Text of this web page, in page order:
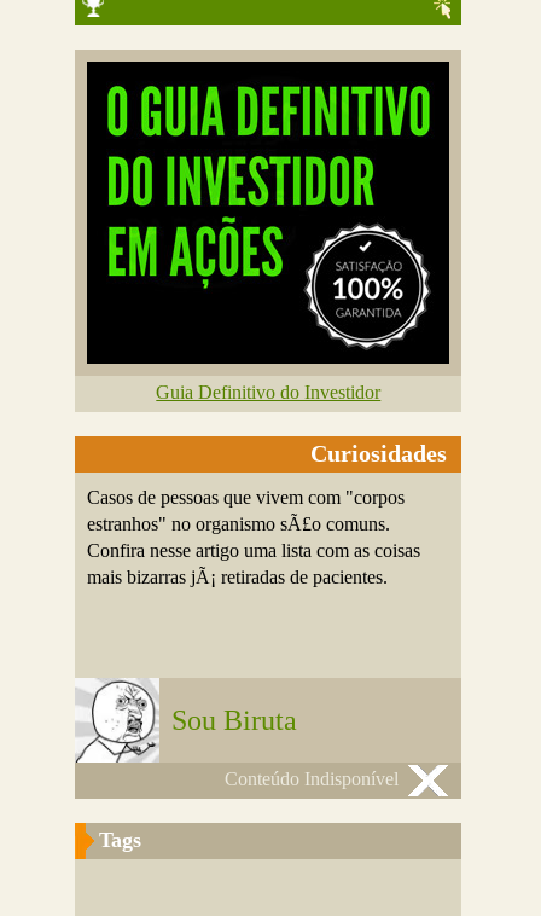
Guia Definitivo do Investidor
Curiosidades
Casos de pessoas que vivem com "corpos
estranhos" no organismo sÃ£o comuns.
Confira nesse artigo uma lista com as coisas
mais bizarras jÃ¡ retiradas de pacientes.
Sou Biruta
Conteúdo Indisponível
Tags